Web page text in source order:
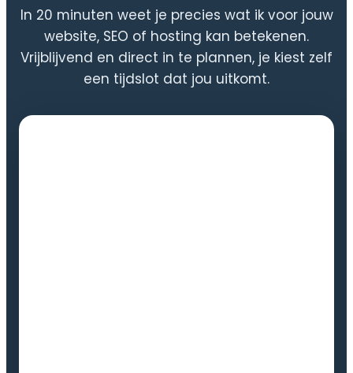
In 20 minuten weet je precies wat ik voor jouw
website, SEO of hosting kan betekenen.
Vrijblijvend en direct in te plannen, je kiest zelf
een tijdslot dat jou uitkomt.